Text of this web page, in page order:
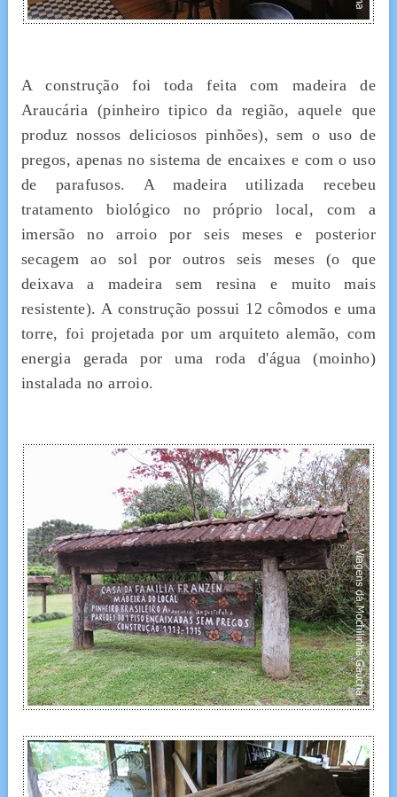
A construção foi toda feita com madeira de
Araucária (pinheiro tipico da região, aquele que
produz nossos deliciosos pinhões), sem o uso de
pregos, apenas no sistema de encaixes e com o uso
de parafusos. A madeira utilizada recebeu
tratamento biológico no próprio local, com a
imersão no arroio por seis meses e posterior
secagem ao sol por outros seis meses (o que
deixava a madeira sem resina e muito mais
resistente). A construção possui 12 cômodos e uma
torre, foi projetada por um arquiteto alemão, com
energia gerada por uma roda d'água (moinho)
instalada no arroio.